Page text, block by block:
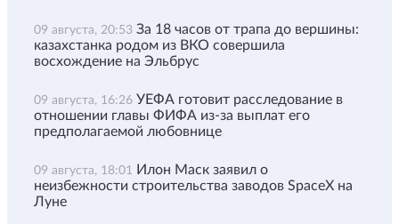
09 августа, 20:53 За 18 часов от трапа до вершины:
казахстанка родом из ВКО совершила
восхождение на Эльбрус
09 августа, 16:26 УЕФА готовит расследование в
отношении главы ФИФА из-за выплат его
предполагаемой любовнице
09 августа, 18:01 Илон Маск заявил о
неизбежности строительства заводов SpaceX на
Луне